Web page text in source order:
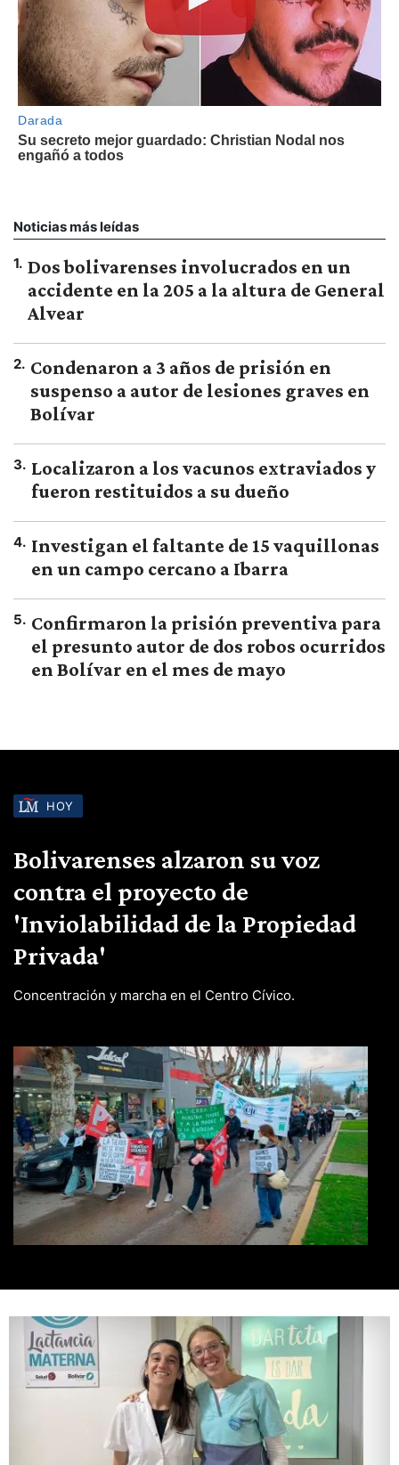
Noticias más leídas
1. Dos bolivarenses involucrados en un
accidente en la 205 a la altura de General
Alvear
2. Condenaron a 3 años de prisión en
suspenso a autor de lesiones graves en
Bolívar
3. Localizaron a los vacunos extraviados y
fueron restituidos a su dueño
4. Investigan el faltante de 15 vaquillonas
en un campo cercano a Ibarra
5. Confirmaron la prisión preventiva para
el presunto autor de dos robos ocurridos
en Bolívar en el mes de mayo
HOY
Bolivarenses alzaron su voz
contra el proyecto de
'Inviolabilidad de la Propiedad
Privada'
Concentración y marcha en el Centro Cívico.